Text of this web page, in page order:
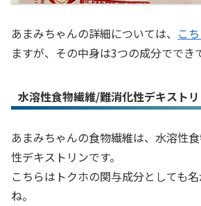
あまみちゃんの詳細については、 こ
ますが、その中身は3つの成分ででき
水溶性食物繊維/難消化性デキスト
あまみちゃんの食物繊維は、水溶性
性デキストリンです。
こちらはトクホの関与成分としても
ね。